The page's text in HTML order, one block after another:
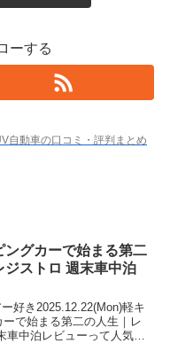
ーする
自動車の口コミ・評判まとめ
ングカーで始まる第二
ジストロ 週末車中泊
好き2025.12.22(Mon)軽キ
ーで始まる第二の人生｜レ
車中泊レビューって人気で